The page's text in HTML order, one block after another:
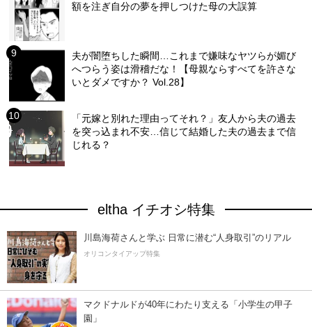
額を注ぎ自分の夢を押しつけた母の大誤算
夫が闇堕ちした瞬間…これまで嫌味なヤツらが媚び
へつらう姿は滑稽だな！【母親ならすべてを許さな
いとダメですか？ Vol.28】
「元嫁と別れた理由ってそれ？」友人から夫の過去
を突っ込まれ不安…信じて結婚した夫の過去まで信
じれる？
eltha イチオシ特集
川島海荷さんと学ぶ 日常に潜む“人身取引”のリアル
オリコンタイアップ特集
マクドナルドが40年にわたり支える「小学生の甲子
園」